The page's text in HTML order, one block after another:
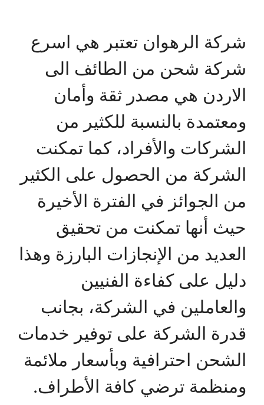
شركة الرهوان تعتبر هي اسرع
شركة شحن من الطائف الى
الاردن هي مصدر ثقة وأمان
ومعتمدة بالنسبة للكثير من
الشركات والأفراد، كما تمكنت
الشركة من الحصول على الكثير
من الجوائز في الفترة الأخيرة
حيث أنها تمكنت من تحقيق
العديد من الإنجازات البارزة وهذا
دليل على كفاءة الفنيين
والعاملين في الشركة، بجانب
قدرة الشركة على توفير خدمات
الشحن احترافية وبأسعار ملائمة
ومنظمة ترضي كافة الأطراف.